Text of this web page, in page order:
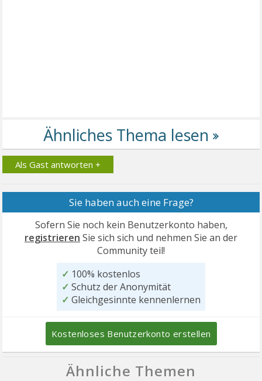
Als Gast antworten +
Sie haben auch eine Frage?
Sofern Sie noch kein Benutzerkonto haben,
registrieren Sie sich sich und nehmen Sie an der
Community teil!
✓ 100% kostenlos
✓ Schutz der Anonymität
✓ Gleichgesinnte kennenlernen
Kostenloses Benutzerkonto erstellen
Ähnliche Themen